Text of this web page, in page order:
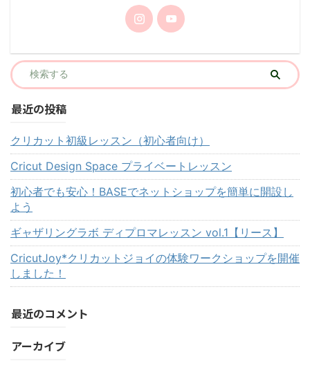
最近の投稿
クリカット初級レッスン（初心者向け）
Cricut Design Space プライベートレッスン
初心者でも安心！BASEでネットショップを簡単に開設し
よう
ギャザリングラボ ディプロマレッスン vol.1【リース】
CricutJoy*クリカットジョイの体験ワークショップを開催
しました！
最近のコメント
アーカイブ